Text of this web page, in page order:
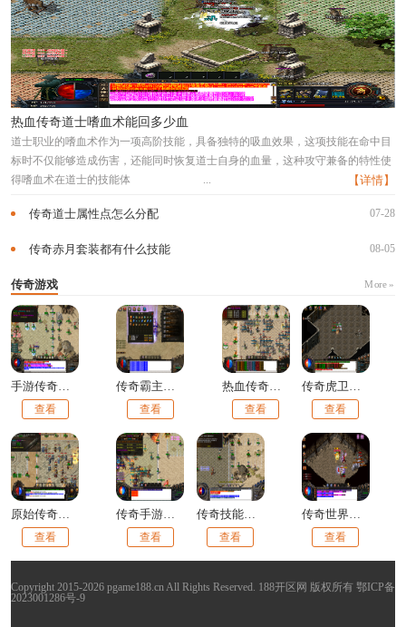
热血传奇道士嗜血术能回多少血
道士职业的嗜血术作为一项高阶技能，具备独特的吸血效果，这项技能在命中目
标时不仅能够造成伤害，还能同时恢复道士自身的血量，这种攻守兼备的特性使
得嗜血术在道士的技能体
【详情】
传奇道士属性点怎么分配 07-28
传奇赤月套装都有什么技能 08-05
传奇游戏 More »
查看 查看
热血传奇新手指南怎么获得的
查看 查看
查看 查看
传奇技能书等级的作用
查看 查看
Copyright 2015-2026 pgame188.cn All Rights Reserved. 188开区网 版权所有 鄂ICP备
2023001286号-9